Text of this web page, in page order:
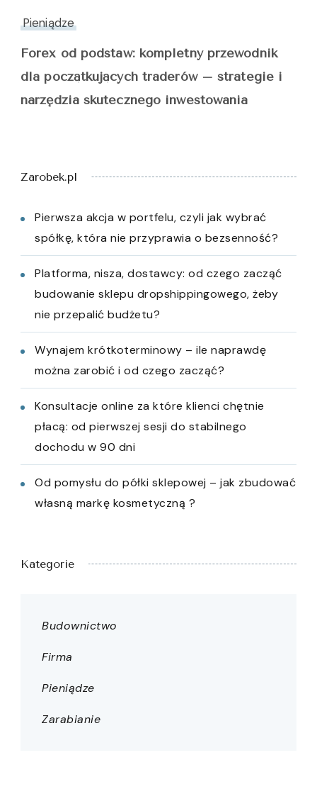
Pieniądze
Forex od podstaw: kompletny przewodnik
dla początkujących traderów – strategie i
narzędzia skutecznego inwestowania
Zarobek.pl
Pierwsza akcja w portfelu, czyli jak wybrać
spółkę, która nie przyprawia o bezsenność?
Platforma, nisza, dostawcy: od czego zacząć
budowanie sklepu dropshippingowego, żeby
nie przepalić budżetu?
Wynajem krótkoterminowy – ile naprawdę
można zarobić i od czego zacząć?
Konsultacje online za które klienci chętnie
płacą: od pierwszej sesji do stabilnego
dochodu w 90 dni
Od pomysłu do półki sklepowej – jak zbudować
własną markę kosmetyczną ?
Kategorie
Budownictwo
Firma
Pieniądze
Zarabianie